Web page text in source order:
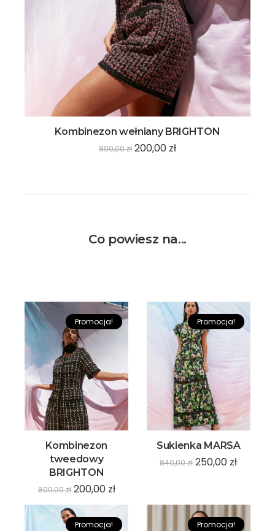
Kombinezon wełniany BRIGHTON
800,00zł 200,00 zł
Co powiesz na...
Promocja!
Kombinezon
tweedowy
BRIGHTON
800,00zł 200,00 zł
Promocja!
Sukienka MARSA
840,00zł 250,00 zł
Promocja! Promocja!